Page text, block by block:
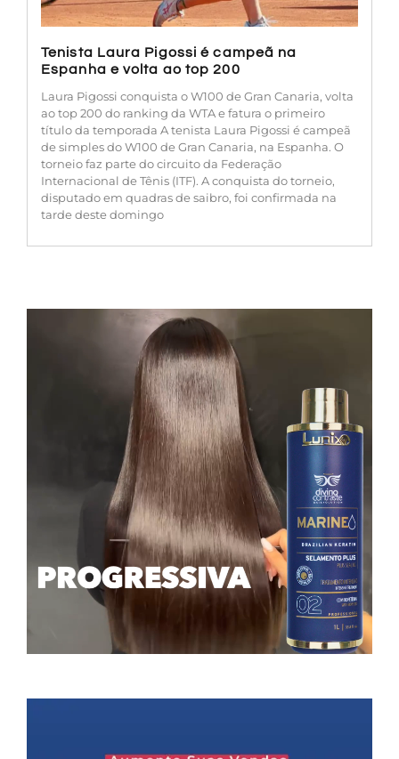
Tenista Laura Pigossi é campeã na
Espanha e volta ao top 200
Laura Pigossi conquista o W100 de Gran Canaria, volta
ao top 200 do ranking da WTA e fatura o primeiro
título da temporada A tenista Laura Pigossi é campeã
de simples do W100 de Gran Canaria, na Espanha. O
torneio faz parte do circuito da Federação
Internacional de Tênis (ITF). A conquista do torneio,
disputado em quadras de saibro, foi confirmada na
tarde deste domingo